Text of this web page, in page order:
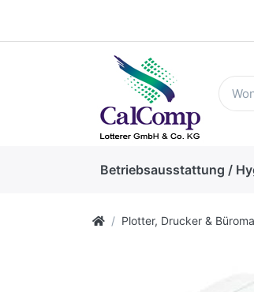
Betriebsausstattung /
Plotter, Drucker &